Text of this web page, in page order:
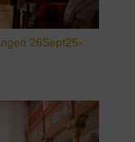
26Sept25-